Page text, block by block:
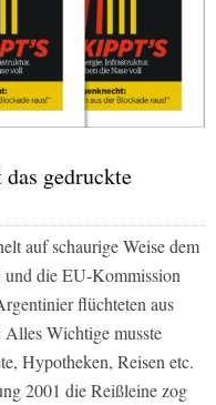
gedruckte
auf schaurige Weise dem
und die EU-Kommission
flüchteten aus
Wichtige musste
Hypotheken, Reisen etc.
2001 die Reißleine zog